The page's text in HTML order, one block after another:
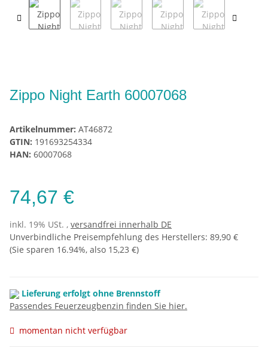
Zippo Night Earth 60007068
Artikelnummer: AT46872
GTIN: 191693254334
HAN: 60007068
74,67 €
inkl. 19% USt. , versandfrei innerhalb DE
Unverbindliche Preisempfehlung des Herstellers: 89,90 €
(Sie sparen 16.94%, also 15,23 €)
Lieferung erfolgt ohne Brennstoff
Passendes Feuerzeugbenzin finden Sie hier.
momentan nicht verfügbar